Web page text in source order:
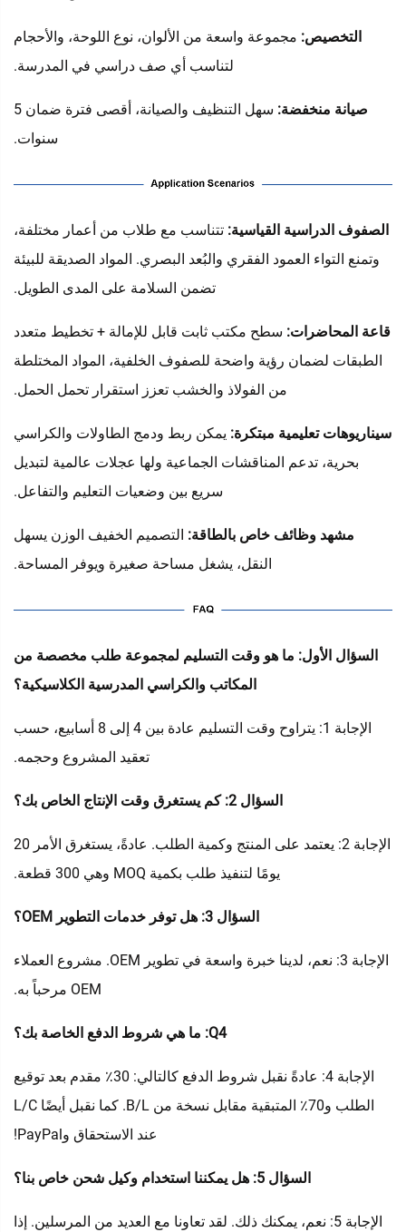
التخصيص: مجموعة واسعة من الألوان، نوع اللوحة، والأحجام
لتناسب أي صف دراسي في المدرسة.
صيانة منخفضة:
سهل التنظيف والصيانة، أقصى فترة ضمان 5
سنوات.
الصفوف الدراسية القياسية: تتناسب مع طلاب من أعمار مختلفة،
وتمنع التواء العمود الفقري والبُعد البصري. المواد الصديقة للبيئة
تضمن السلامة على المدى الطويل.
قاعة المحاضرات: سطح مكتب ثابت قابل للإمالة + تخطيط متعدد
الطبقات لضمان رؤية واضحة للصفوف الخلفية، المواد المختلطة
من الفولاذ والخشب تعزز استقرار تحمل الحمل.
سيناريوهات تعليمية مبتكرة: يمكن ربط ودمج الطاولات والكراسي
بحرية، تدعم المناقشات الجماعية ولها عجلات عالمية لتبديل
سريع بين وضعيات التعليم والتفاعل.
مشهد وظائف خاص بالطاقة: التصميم الخفيف الوزن يسهل
النقل، يشغل مساحة صغيرة ويوفر المساحة.
السؤال الأول: ما هو وقت التسليم لمجموعة طلب مخصصة من
المكاتب والكراسي المدرسية الكلاسيكية؟
الإجابة 1: يتراوح وقت التسليم عادة بين 4 إلى 8 أسابيع، حسب
تعقيد المشروع وحجمه.
السؤال 2: كم يستغرق وقت الإنتاج الخاص بك؟
الإجابة 2: يعتمد على المنتج وكمية الطلب. عادةً، يستغرق الأمر 20
يومًا لتنفيذ طلب بكمية MOQ وهي 300 قطعة.
السؤال 3: هل توفر خدمات التطوير OEM؟
الإجابة 3: نعم، لدينا خبرة واسعة في تطوير OEM. مشروع العملاء
OEM مرحباً به.
Q4: ما هي شروط الدفع الخاصة بك؟
الإجابة 4: عادةً نقبل شروط الدفع كالتالي: 30٪ مقدم بعد توقيع
الطلب و70٪ المتبقية مقابل نسخة من B/L. كما نقبل أيضًا L/C
عند الاستحقاق وPayPal!
السؤال 5: هل يمكننا استخدام وكيل شحن خاص بنا؟
الإجابة 5: نعم، يمكنك ذلك. لقد تعاونا مع العديد من المرسلين. إذا